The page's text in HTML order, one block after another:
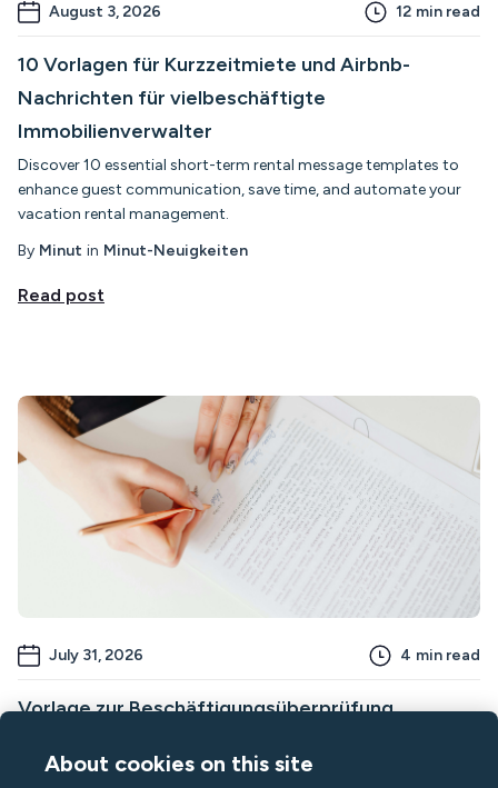
August 3, 2026 12 min read
10 Vorlagen für Kurzzeitmiete und Airbnb-
Nachrichten für vielbeschäftigte
Immobilienverwalter
Discover 10 essential short-term rental message templates to
enhance guest communication, save time, and automate your
vacation rental management.
By Minut in Minut-Neuigkeiten
Read post
July 31, 2026 4 min read
Vorlage zur Beschäftigungsüberprüfung
Immobilienverwaltung
About cookies on this site